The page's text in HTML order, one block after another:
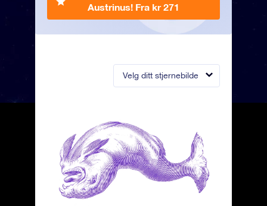
Velg ditt stjernebilde
Austrinus! Fra kr 271